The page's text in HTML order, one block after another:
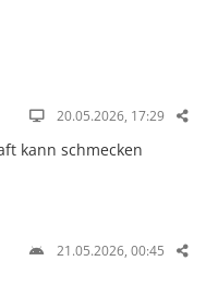
20.05.2026, 17:29
kann schmecken
21.05.2026, 00:45